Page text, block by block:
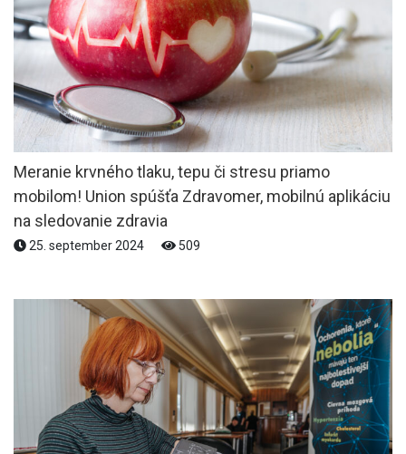
Meranie krvného tlaku, tepu či stresu priamo
mobilom! Union spúšťa Zdravomer, mobilnú aplikáciu
na sledovanie zdravia
25. september 2024 509